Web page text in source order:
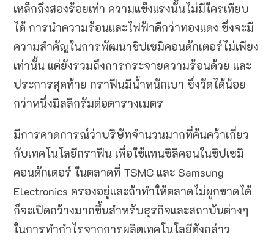
เหล็กถึงสองร้อยเท่า ความแข็งแรงนั้นไม่มีใครเทียบ
ได้ การนำความร้อนและไฟฟ้าดีกว่าทองแดง ซึ่งจะมี
ความสำคัญในการพัฒนาชิปเซมิคอนดักเตอร์ไม่เพียง
เท่านั้น แต่ยังรวมถึงการกระจายความร้อนด้วย และ
ประการสุดท้าย กราฟีนมีน้ำหนักเบา ซึ่งวัดได้น้อย
กว่าหนึ่งมิลลิกรัมต่อตารางเมตร
มีการคาดการณ์ว่าบริษัทจำนวนมากที่ค้นคว้าเกี่ยว
กับเทคโนโลยีกราฟีน เพื่อใช้แทนซิลิคอนในชิปเซมิ
คอนดักเตอร์ ในตลาดที่ TSMC และ Samsung
Electronics ครองอยู่และถ้าทำให้ตลาดไม่ผูกขาดได้
ก็จะเปิดกว้างมากขึ้นสำหรับธุรกิจและสถาบันต่างๆ
ในการทำกำไรจากการผลิตเทคโนโลยีดังกล่าว